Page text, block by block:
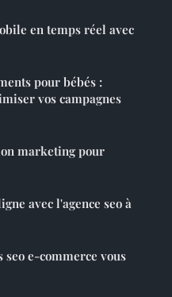
en temps réel avec
pour bébés :
vos campagnes
marketing pour
avec l'agence seo à
seo e-commerce vous